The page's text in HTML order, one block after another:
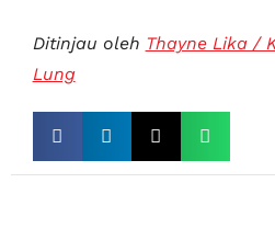
Ditinjau oleh Thayne Lika /
Lung